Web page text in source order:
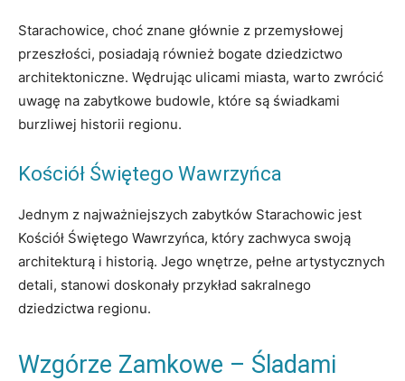
Starachowice, choć znane głównie z przemysłowej
przeszłości, posiadają również bogate dziedzictwo
architektoniczne. Wędrując ulicami miasta, warto zwrócić
uwagę na zabytkowe budowle, które są świadkami
burzliwej historii regionu.
Kościół Świętego Wawrzyńca
Jednym z najważniejszych zabytków Starachowic jest
Kościół Świętego Wawrzyńca, który zachwyca swoją
architekturą i historią. Jego wnętrze, pełne artystycznych
detali, stanowi doskonały przykład sakralnego
dziedzictwa regionu.
Wzgórze Zamkowe – Śladami